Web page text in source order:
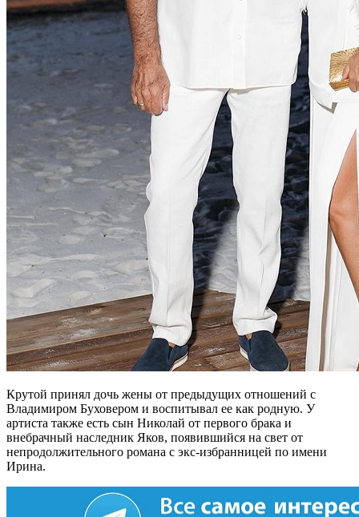
Крутой принял дочь жены от предыдущих отношений с
Владимиром Буховером и воспитывал ее как родную. У
артиста также есть сын Николай от первого брака и
внебрачный наследник Яков, появившийся на свет от
непродолжительного романа с экс-избранницей по имени
Ирина.